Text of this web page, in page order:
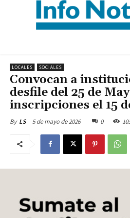
LOCALES SOCIALES
Convocan a
desfile del 25 de
inscripciones el 15
By LS 5 de mayo de 2026 0